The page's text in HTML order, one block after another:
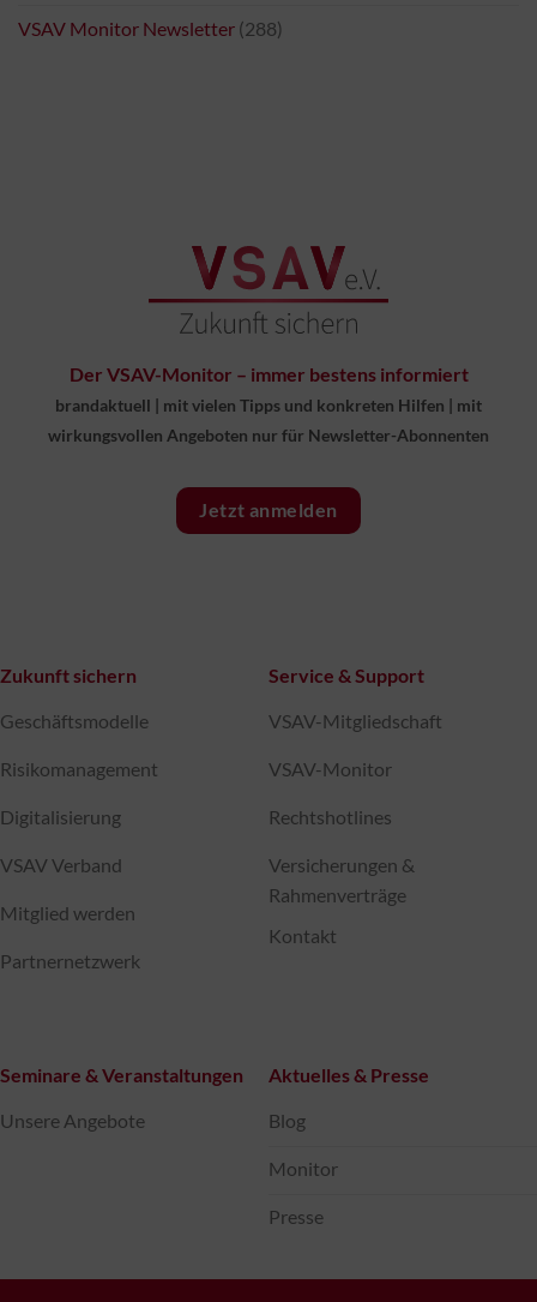
VSAV Monitor Newsletter (288)
Der VSAV-Monitor – immer bestens informiert
brandaktuell | mit vielen Tipps und konkreten Hilfen | mit
wirkungsvollen Angeboten nur für Newsletter-Abonnenten
Jetzt anmelden
Zukunft sichern
Geschäftsmodelle
Risikomanagement
Digitalisierung
VSAV Verband
Mitglied werden
Partnernetzwerk
Service & Support
VSAV-Mitgliedschaft
VSAV-Monitor
Rechtshotlines
Versicherungen &
Rahmenverträge
Kontakt
Seminare & Veranstaltungen
Unsere Angebote
Aktuelles & Presse
Blog
Monitor
Presse